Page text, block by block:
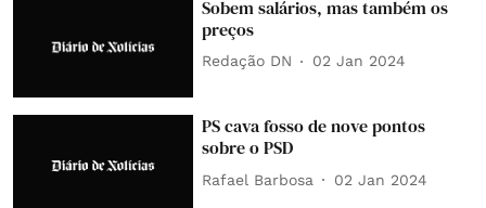
Sobem salários, mas também os
preços
Redação DN 02 Jan 2024
PS cava fosso de nove pontos
sobre o PSD
Rafael Barbosa 02 Jan 2024